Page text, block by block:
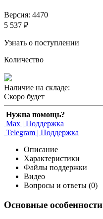
Версия: 4470
5 537 ₽
Узнать о поступлении
Количество
Наличие на складе:
Скоро будет
Нужна помощь?
Max | Поддержка
Telegram | Поддержка
Описание
Характеристики
Файлы поддержки
Видео
Вопросы и ответы (0)
Основные особенности